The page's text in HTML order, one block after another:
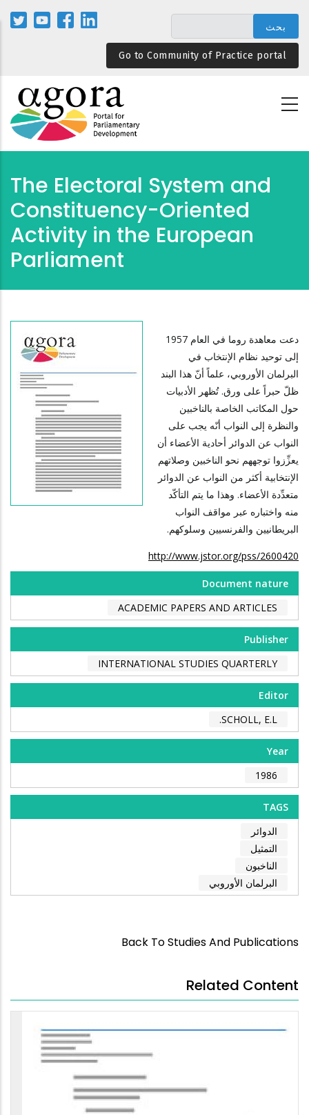
المحتوى
الرئيسيGo to Community of Practice portal
The Electoral System and
Constituency-Oriented
Activity in the European
Parliament
دعت معاهدة روما في العام 1957
إلى توحيد نظام الإنتخاب في
البرلمان الأوروبي، علماً أنّ هذا البند
ظلّ حبراً على ورق. تُظهر الأدبيات
حول المكاتب الخاصة بالناخبين
والنظرة إلى النواب أنّه يجب على
النواب عن الدوائر أحادية الأعضاء أن
يعزِّزوا توجههم نحو الناخبين وصلاتهم
الإنتخابية أكثر من النواب عن الدوائر
متعدِّدة الأعضاء. وهذا ما يتم التأكّد
منه واختباره عبر مواقف النواب
البريطانيين والفرنسيين وسلوكهم.
http://www.jstor.org/pss/2600420
Document nature
ACADEMIC PAPERS AND ARTICLES
Publisher
INTERNATIONAL STUDIES QUARTERLY
Editor
SCHOLL, E.L.
Year
1986
TAGS
الدوائر
التمثيل
الناخبون
البرلمان الأوروبي
Back To Studies And Publications
Related Content